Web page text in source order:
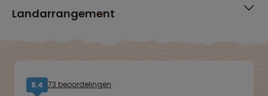
Landarrangement
8,4 73 beoordelingen